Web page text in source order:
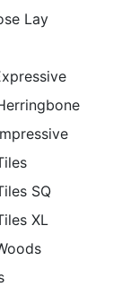
Lay
SQ
XL